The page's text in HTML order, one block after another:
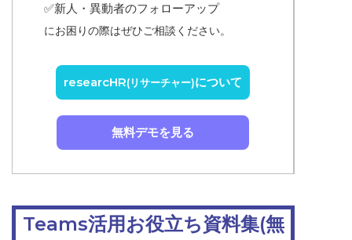
✅新人・異動者のフォローアップ
にお困りの際はぜひご相談ください。
researcHR(リサーチャー)について
無料デモを見る
Teams活用お役立ち資料集(無